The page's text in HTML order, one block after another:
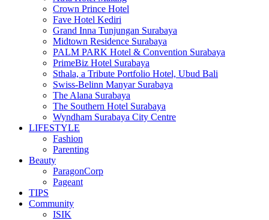
Crown Prince Hotel
Fave Hotel Kediri
Grand Inna Tunjungan Surabaya
Midtown Residence Surabaya
PALM PARK Hotel & Convention Surabaya
PrimeBiz Hotel Surabaya
Sthala, a Tribute Portfolio Hotel, Ubud Bali
Swiss-Belinn Manyar Surabaya
The Alana Surabaya
The Southern Hotel Surabaya
Wyndham Surabaya City Centre
LIFESTYLE
Fashion
Parenting
Beauty
ParagonCorp
Pageant
TIPS
Community
ISIK